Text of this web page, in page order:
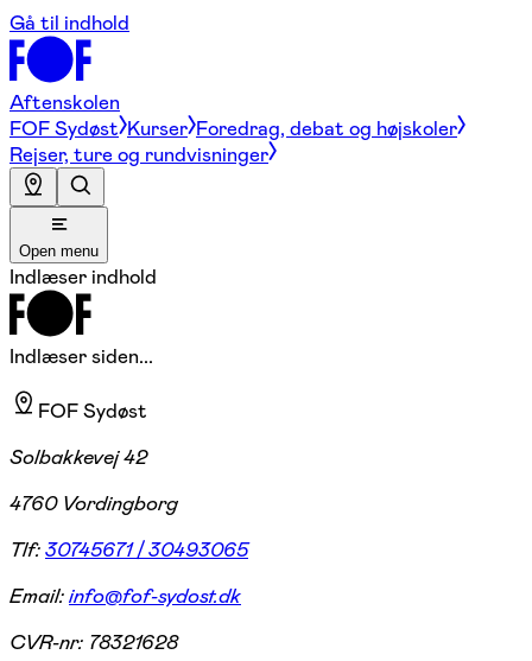
Gå til indhold
Aftenskolen
FOF Sydøst Kurser Foredrag, debat og højskoler
Rejser, ture og rundvisninger
Open menu
Indlæser indhold
Indlæser siden...
FOF Sydøst
Solbakkevej 42
4760 Vordingborg
Tlf:30745671 / 30493065
Email:info@fof-sydost.dk
CVR-nr: 78321628